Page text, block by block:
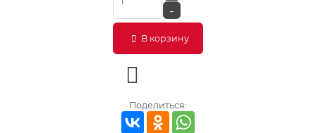
-
В корзину
Поделиться: